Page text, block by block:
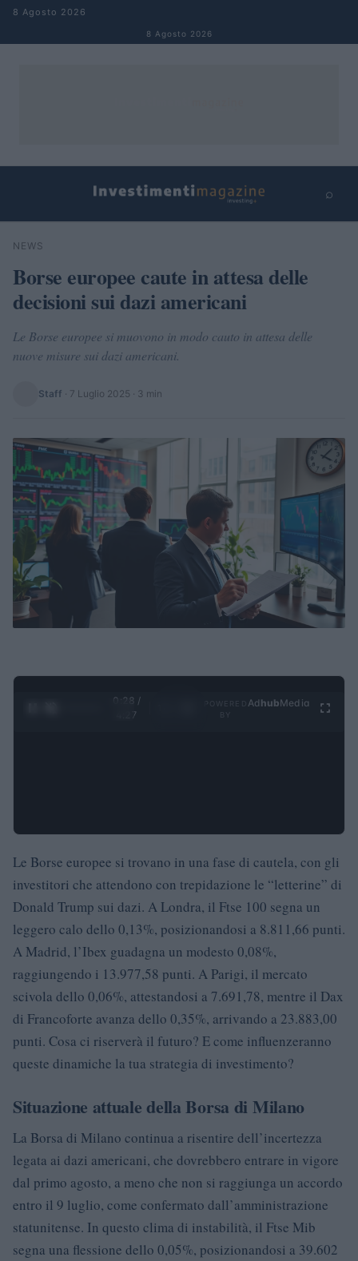
Salta al contenuto
8 Agosto 2026
8 Agosto 2026
⌕
Cerca
NEWS
Borse europee caute in attesa delle
decisioni sui dazi americani
Le Borse europee si muovono in modo cauto in attesa delle
nuove misure sui dazi americani.
Staff · 7 Luglio 2025 · 3 min
0:29 /
4:27
Ad hubMedia
Le Borse europee si trovano in una fase di cautela, con gli
investitori che attendono con trepidazione le “letterine” di
Donald Trump sui dazi. A Londra, il Ftse 100 segna un
leggero calo dello 0,13%, posizionandosi a 8.811,66 punti.
A Madrid, l’Ibex guadagna un modesto 0,08%,
raggiungendo i 13.977,58 punti. A Parigi, il mercato
scivola dello 0,06%, attestandosi a 7.691,78, mentre il Dax
di Francoforte avanza dello 0,35%, arrivando a 23.883,00
punti. Cosa ci riserverà il futuro? E come influenzeranno
queste dinamiche la tua strategia di investimento?
Situazione attuale della Borsa di Milano
La Borsa di Milano continua a risentire dell’incertezza
legata ai dazi americani, che dovrebbero entrare in vigore
dal primo agosto, a meno che non si raggiunga un accordo
entro il 9 luglio, come confermato dall’amministrazione
statunitense. In questo clima di instabilità, il Ftse Mib
segna una flessione dello 0,05%, posizionandosi a 39.602